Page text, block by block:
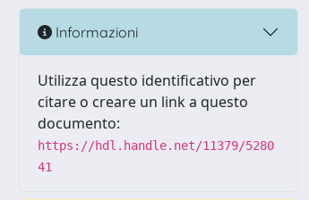
Informazioni
Utilizza questo identificativo per
citare o creare un link a questo
documento:
https://hdl.handle.net/11379/5280
41